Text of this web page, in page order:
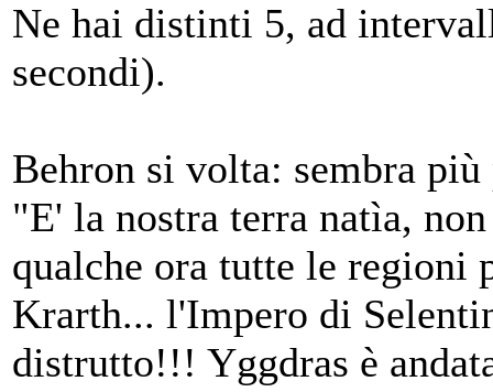
Ne hai distinti 5, ad
secondi).
Behron si volta: sembra
"E' la nostra terra natìa,
qualche ora tutte le regioni
Krarth... l'Impero di
distrutto!!! Yggdras è